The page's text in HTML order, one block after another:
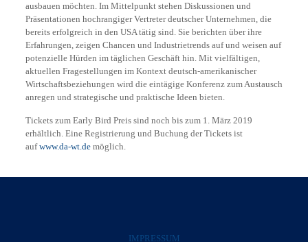
ausbauen möchten. Im Mittelpunkt stehen Diskussionen und
Präsentationen hochrangiger Vertreter deutscher Unternehmen, die
bereits erfolgreich in den USA tätig sind. Sie berichten über ihre
Erfahrungen, zeigen Chancen und Industrietrends auf und weisen auf
potenzielle Hürden im täglichen Geschäft hin. Mit vielfältigen,
aktuellen Fragestellungen im Kontext deutsch-amerikanischer
Wirtschaftsbeziehungen wird die eintägige Konferenz zum Austausch
anregen und strategische und praktische Ideen bieten.
Tickets zum Early Bird Preis sind noch bis zum 1. März 2019
erhältlich. Eine Registrierung und Buchung der Tickets ist
aufwww.da-wt.demöglich.
IMPRESSUM